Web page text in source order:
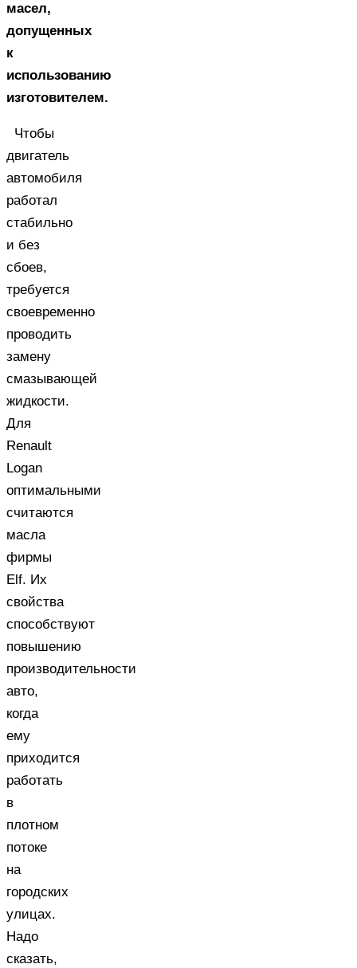
масел,
допущенных
к
использованию
изготовителем.
Чтобы
двигатель
автомобиля
работал
стабильно
и без
сбоев,
требуется
своевременно
проводить
замену
смазывающей
жидкости.
Для
Renault
Logan
оптимальными
считаются
масла
фирмы
Elf. Их
свойства
способствуют
повышению
производительности
авто,
когда
ему
приходится
работать
в
плотном
потоке
на
городских
улицах.
Надо
сказать,